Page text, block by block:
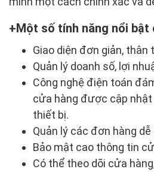
Một số tính năng nổi bật
Giao diện đơn giản, thân
Quản lý doanh số, lợi
Công nghệ điện toán
cửa hàng được cập
thiết bị.
Quản lý các đơn hàng dễ
Bảo mật cao thông tin
Có thể theo dõi cửa